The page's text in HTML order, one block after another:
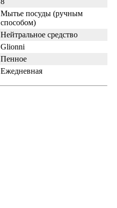
Мытье посуды (ручным
способом)
Нейтральное средство
Glionni
Пенное
Ежедневная